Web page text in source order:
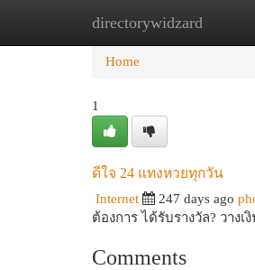
directorywidzard
Home New Site
Home
1
ดีใจ 24 แทงหวยทุกวัน
Internet 247 days ago
ต้องการ ได้รับรางวัล? วาง
Comments